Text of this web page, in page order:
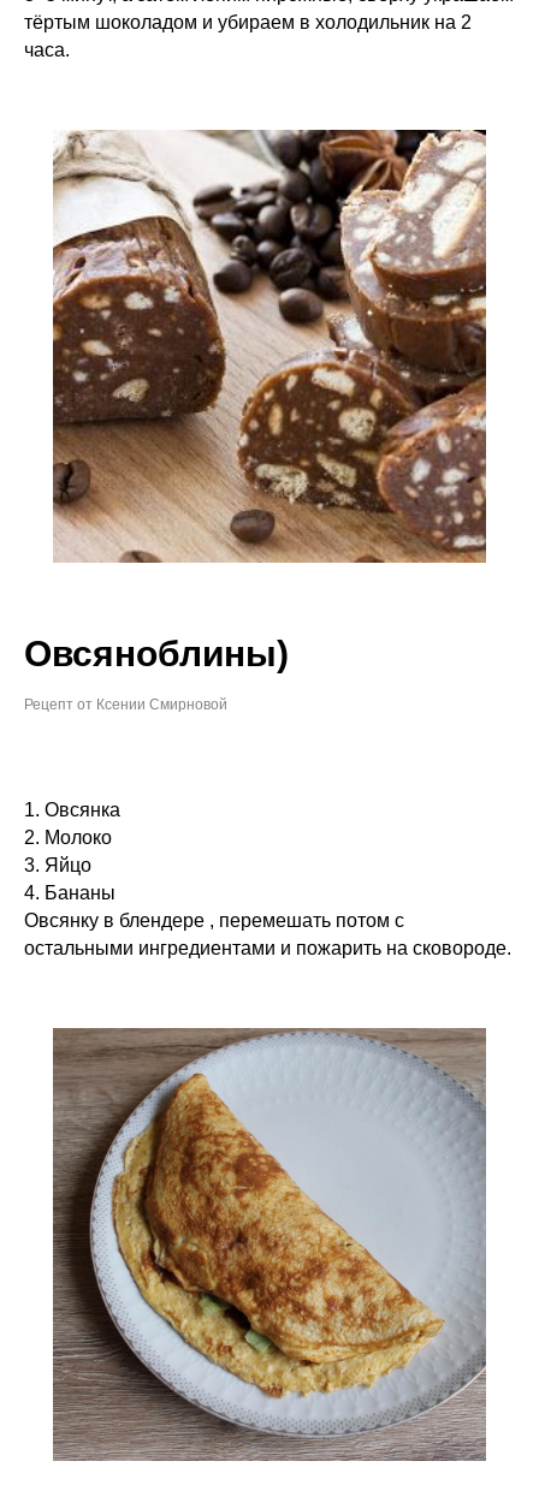
тёртым шоколадом и убираем в холодильник на 2
часа.
Овсяноблины)
Рецепт от Ксении Смирновой
1. Овсянка
2. Молоко
3. Яйцо
4. Бананы
Овсянку в блендере , перемешать потом с
остальными ингредиентами и пожарить на сковороде.